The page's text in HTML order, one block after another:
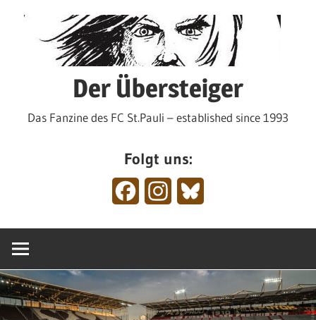
Der Übersteiger
Das Fanzine des FC St.Pauli – established since 1993
Folgt uns:
FacebookInstagram